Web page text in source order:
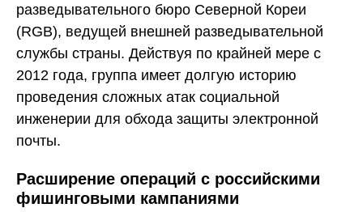
разведывательного бюро Северной Кореи
(RGB), ведущей внешней разведывательной
службы страны. Действуя по крайней мере с
2012 года, группа имеет долгую историю
проведения сложных атак социальной
инженерии для обхода защиты электронной
почты.
Расширение операций с российскими
фишинговыми кампаниями